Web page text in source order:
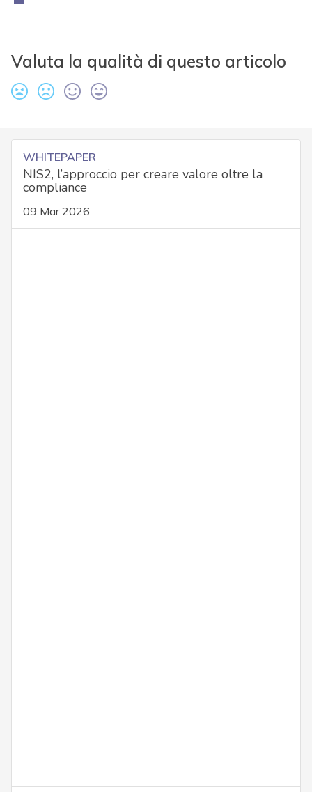
Valuta la qualità di questo articolo
WHITEPAPER
NIS2, l’approccio per creare valore oltre la
compliance
09 Mar 2026